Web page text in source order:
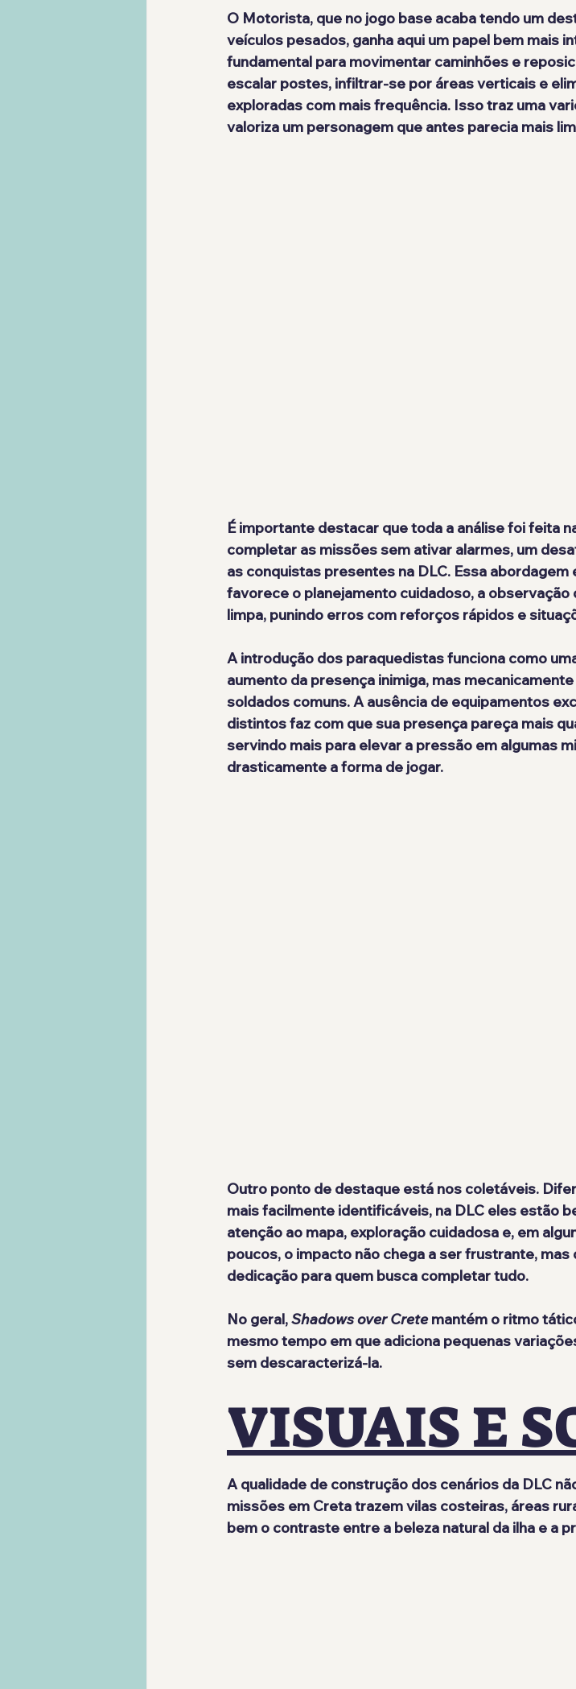
O Motorista, que no jogo base acaba tendo um
veículos pesados, ganha aqui um papel bem mais
fundamental para movimentar caminhões e
escalar postes, infiltrar-se por áreas verticais e
exploradas com mais frequência. Isso traz uma
valoriza um personagem que antes parecia mais
É importante destacar que toda a análise foi feita
completar as missões sem ativar alarmes, um
as conquistas presentes na DLC. Essa
favorece o planejamento cuidadoso, a
limpa, punindo erros com reforços rápidos e
A introdução dos paraquedistas funciona como
aumento da presença inimiga, mas
soldados comuns. A ausência de equipamentos
distintos faz com que sua presença pareça mais
servindo mais para elevar a pressão em algumas
drasticamente a forma de jogar.
Outro ponto de destaque está nos coletáveis.
mais facilmente identificáveis, na DLC eles estão
atenção ao mapa, exploração cuidadosa e, em
poucos, o impacto não chega a ser frustrante,
dedicação para quem busca completar tudo.
No geral, Shadows over Crete mantém o ritmo
mesmo tempo em que adiciona pequenas
sem descaracterizá-la.
VISUAIS E
A qualidade de construção dos cenários da DLC
missões em Creta trazem vilas costeiras, áreas
bem o contraste entre a beleza natural da ilha e a